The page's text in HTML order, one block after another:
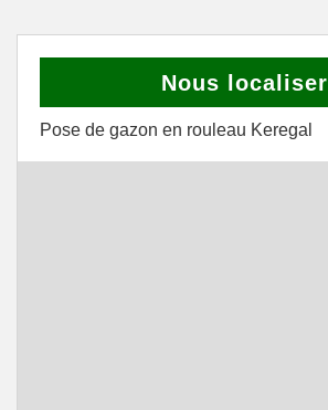
Nous localiser
Pose de gazon en rouleau Keregal